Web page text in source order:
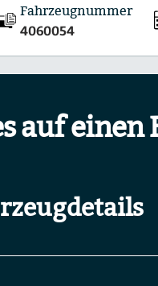
Fahrzeugnummer
4060054
auf einen